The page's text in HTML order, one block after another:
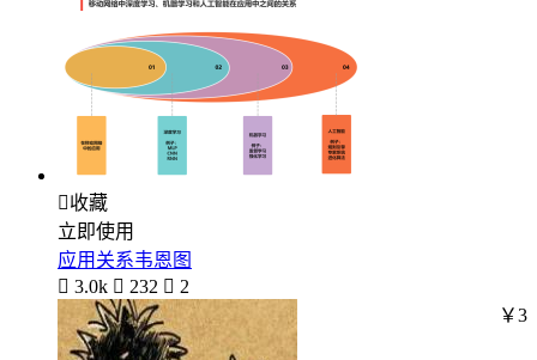
收藏
立即使用
应用关系韦恩图
 3.0k  232  2
￥3